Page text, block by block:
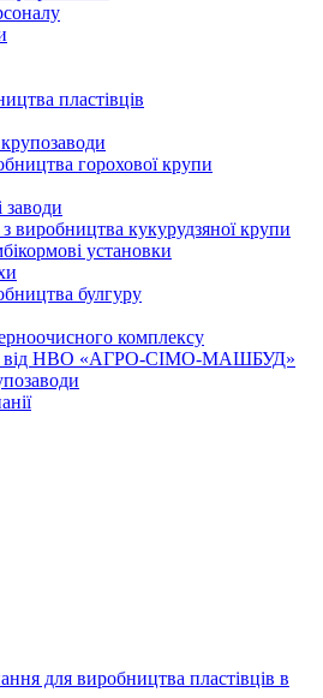
пластівців
горохової крупи
заводи
виробництва кукурудзяної крупи
установки
булгуру
комплексу
від НВО «АГРО-СІМО-МАШБУД»
для виробництва пластівців в